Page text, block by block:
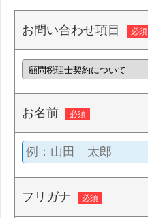
お問い合わせ項目 必須
お名前 必須
フリガナ 必須